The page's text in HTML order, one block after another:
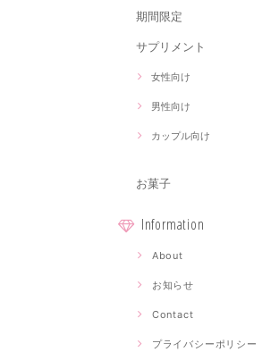
期間限定
サプリメント
女性向け
男性向け
カップル向け
お菓子
Information
About
お知らせ
Contact
プライバシーポリシー